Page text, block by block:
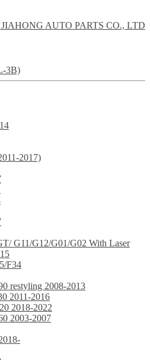
AUTO PARTS CO., LTD
3B)
2017)
G11/G12/G01/G02 With Laser
F34
restyling 2008-2013
2011-2016
2018-2022
2003-2007